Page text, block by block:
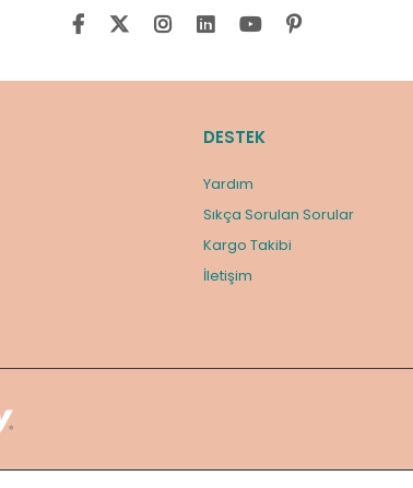
DESTEK
Yardım
Sıkça Sorulan Sorular
Kargo Takibi
İletişim